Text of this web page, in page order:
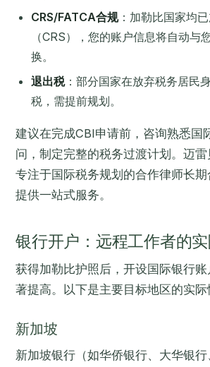
CRS/FATCA合规：加勒比国家均
（CRS），您的账户信息将自动与
换。
退出税：部分国家在放弃税务居民
税，需提前规划。
建议在完成CBI申请前，咨询熟悉国
问，制定完整的税务过渡计划。迈
专注于国际税务规划的合作律师长
提供一站式服务。
银行开户：远程工作者的
获得加勒比护照后，开设国际银行
著提高。以下是主要目标地区的实际
新加坡
新加坡银行（如华侨银行、大华银